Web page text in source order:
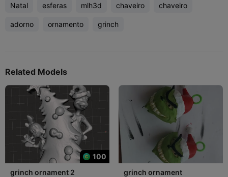
Natal esferas mlh3d chaveiro chaveiro
adorno ornamento grinch
Related Models
100
grinch ornament 2
grinch ornament